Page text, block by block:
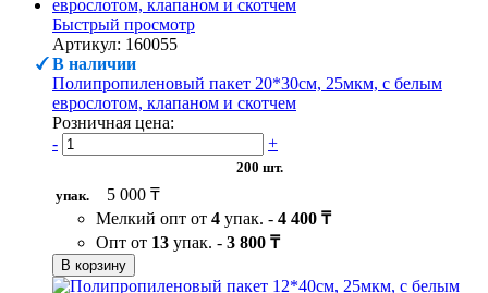
Быстрый просмотр
Артикул: 160055
В наличии
Полипропиленовый пакет 20*30см, 25мкм, с белым
еврослотом, клапаном и скотчем
Розничная цена:
-
+
200 шт.
упак.
5 000 ₸
Мелкий опт от 4 упак. - 4 400 ₸
Опт от 13 упак. - 3 800 ₸
В корзину